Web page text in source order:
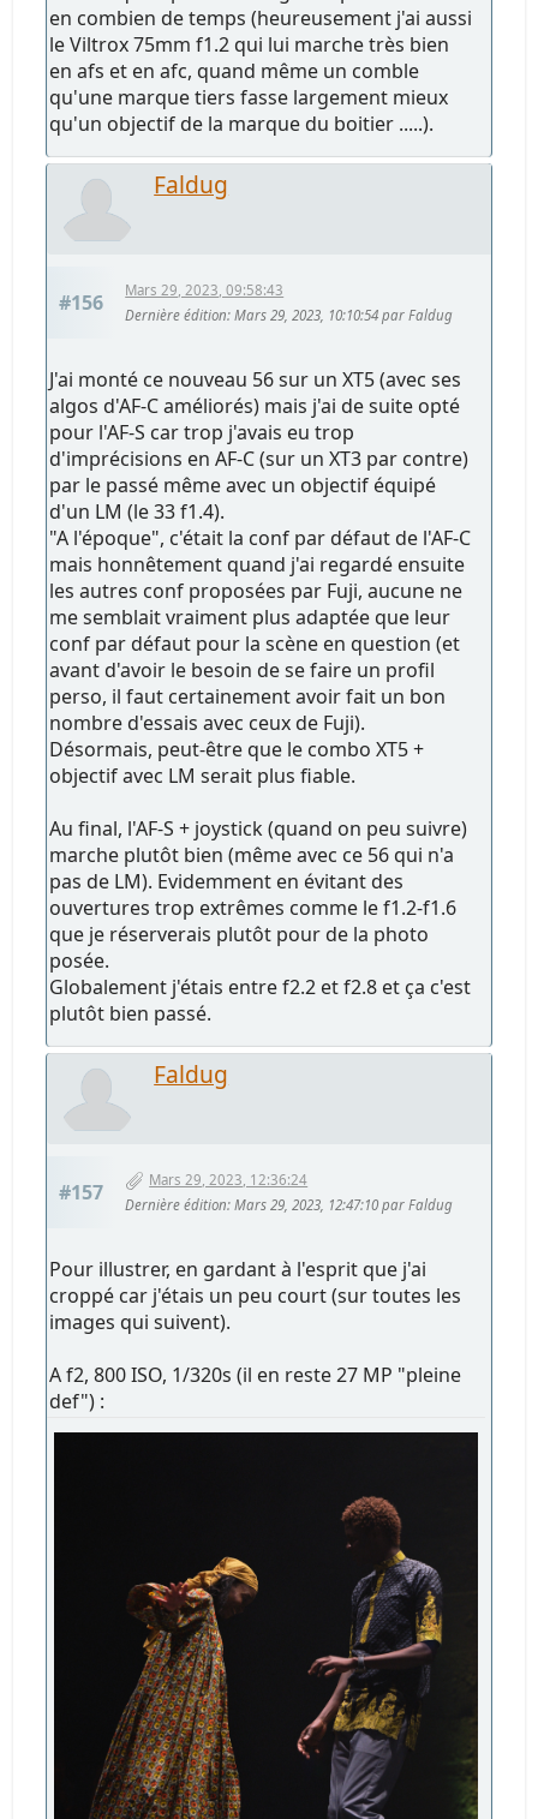
en combien de temps (heureusement j'ai aussi
le Viltrox 75mm f1.2 qui lui marche très bien
en afs et en afc, quand même un comble
qu'une marque tiers fasse largement mieux
qu'un objectif de la marque du boitier .....).
Faldug
#156
Mars 29, 2023, 09:58:43
Dernière édition: Mars 29, 2023, 10:10:54 par Faldug
J'ai monté ce nouveau 56 sur un XT5 (avec ses
algos d'AF-C améliorés) mais j'ai de suite opté
pour l'AF-S car trop j'avais eu trop
d'imprécisions en AF-C (sur un XT3 par contre)
par le passé même avec un objectif équipé
d'un LM (le 33 f1.4).
"A l'époque", c'était la conf par défaut de l'AF-C
mais honnêtement quand j'ai regardé ensuite
les autres conf proposées par Fuji, aucune ne
me semblait vraiment plus adaptée que leur
conf par défaut pour la scène en question (et
avant d'avoir le besoin de se faire un profil
perso, il faut certainement avoir fait un bon
nombre d'essais avec ceux de Fuji).
Désormais, peut-être que le combo XT5 +
objectif avec LM serait plus fiable.
Au final, l'AF-S + joystick (quand on peu suivre)
marche plutôt bien (même avec ce 56 qui n'a
pas de LM). Evidemment en évitant des
ouvertures trop extrêmes comme le f1.2-f1.6
que je réserverais plutôt pour de la photo
posée.
Globalement j'étais entre f2.2 et f2.8 et ça c'est
plutôt bien passé.
Faldug
#157
Mars 29, 2023, 12:36:24
Dernière édition: Mars 29, 2023, 12:47:10 par Faldug
Pour illustrer, en gardant à l'esprit que j'ai
croppé car j'étais un peu court (sur toutes les
images qui suivent).
A f2, 800 ISO, 1/320s (il en reste 27 MP "pleine
def") :